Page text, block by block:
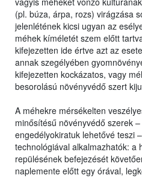
(pl. búza, árpa, rozs) virágzása
jelenlétének kicsi ugyan az
méhek kíméletét szem előtt
kifejezetten ide értve azt az
annak szegélyében
kifejezetten kockázatos, vagy
besorolású növényvédő szert
A méhekre mérsékelten
minősítésű növényvédő szerek
engedélyokiratuk lehetővé teszi
technológiával alkalmazhatók: a
repülésének befejezését
naplemente előtt egy órával,